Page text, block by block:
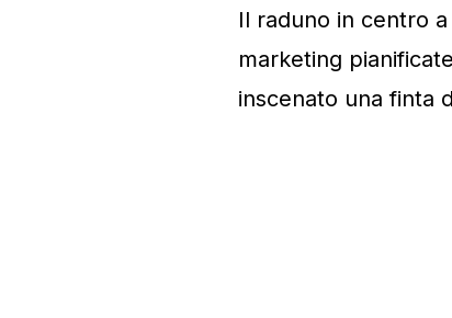
Il raduno in centro
marketing
inscenato una finta